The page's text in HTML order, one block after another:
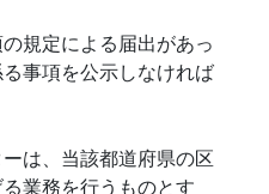
規定による届出があっ
事項を公示しなければ
は、当該都道府県の区
業務を行うものとす